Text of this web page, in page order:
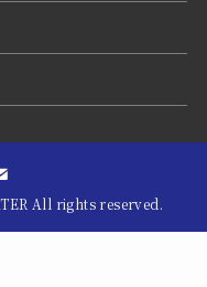
All rights reserved.